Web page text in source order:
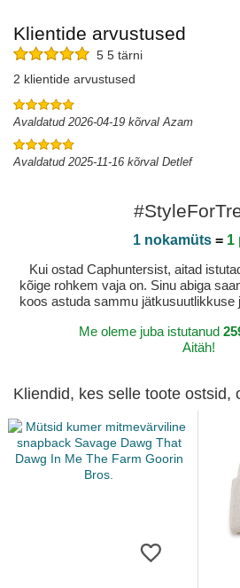
Klientide arvustused
5 5 tärni
2 klientide arvustused
Avaldatud 2026-04-19 kõrval Azam
Avaldatud 2025-11-16 kõrval Detlef
1 nokamüts= 1
Kui ostad Caphuntersist, aitad
kõige rohkem vaja on. Sinu abiga
koos astuda sammu jätkusuutlikkuse
Me oleme juba istutanud
Aitäh!
Kliendid, kes selle toote ostsid,